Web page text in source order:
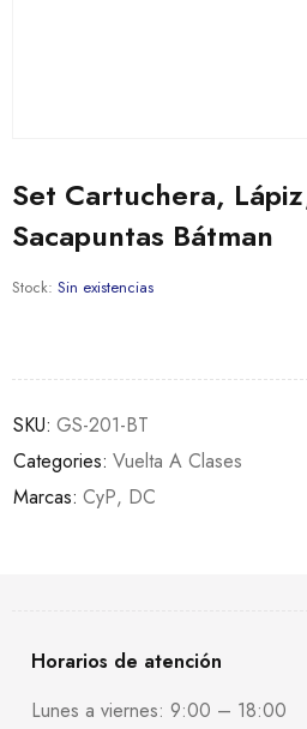
Set Cartuchera,
Sacapuntas Bátman
Stock: Sin existencias
SKU: GS-201-BT
Categories: Vuelta A Clases
Marcas: CyP, DC
Horarios de atención
Lunes a viernes: 9:00 – 18:00